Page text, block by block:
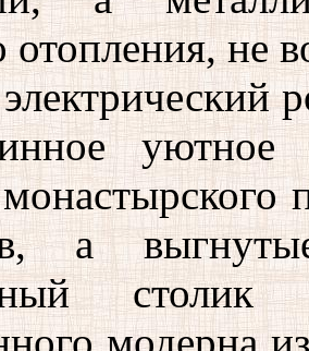
отопления, не
а